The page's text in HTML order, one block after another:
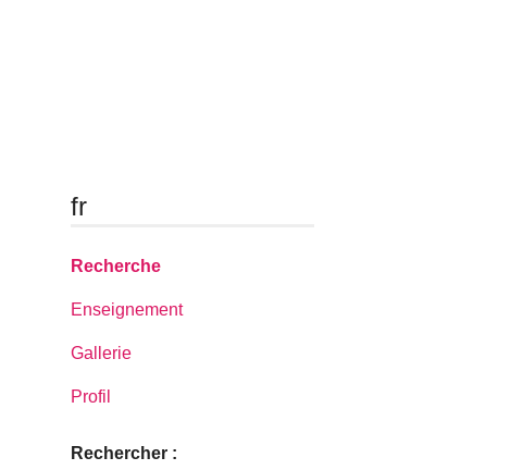
fr
Recherche
Enseignement
Gallerie
Profil
Rechercher :